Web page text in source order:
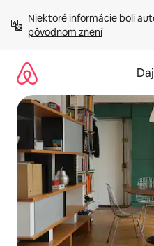
obsah.
Niektoré informácie boli
pôvodnom znení